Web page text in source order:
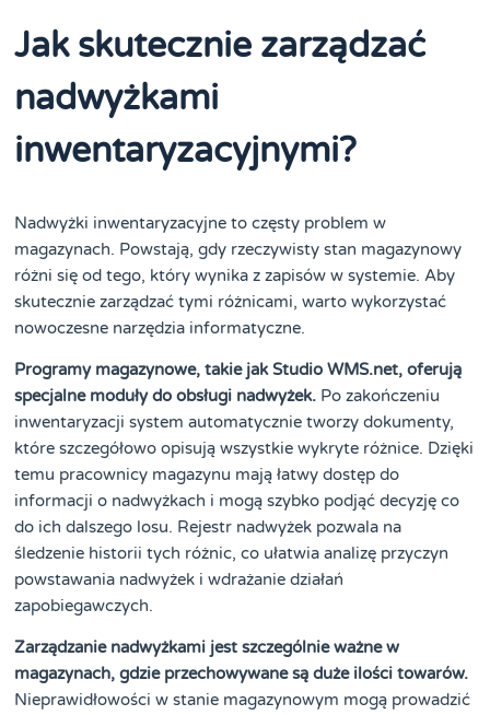
Jak skutecznie zarządzać
nadwyżkami
inwentaryzacyjnymi?
Nadwyżki inwentaryzacyjne to częsty problem w
magazynach. Powstają, gdy rzeczywisty stan magazynowy
różni się od tego, który wynika z zapisów w systemie. Aby
skutecznie zarządzać tymi różnicami, warto wykorzystać
nowoczesne narzędzia informatyczne.
Programy magazynowe, takie jak Studio WMS.net, oferują
specjalne moduły do obsługi nadwyżek. Po zakończeniu
inwentaryzacji system automatycznie tworzy dokumenty,
które szczegółowo opisują wszystkie wykryte różnice. Dzięki
temu pracownicy magazynu mają łatwy dostęp do
informacji o nadwyżkach i mogą szybko podjąć decyzję co
do ich dalszego losu. Rejestr nadwyżek pozwala na
śledzenie historii tych różnic, co ułatwia analizę przyczyn
powstawania nadwyżek i wdrażanie działań
zapobiegawczych.
Zarządzanie nadwyżkami jest szczególnie ważne w
magazynach, gdzie przechowywane są duże ilości towarów.
Nieprawidłowości w stanie magazynowym mogą prowadzić